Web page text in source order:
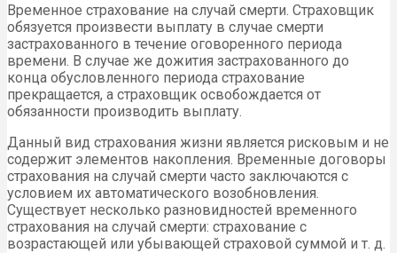
Временное страхование на случай смерти. Страховщик
обязуется произвести выплату в случае смерти
застрахованного в течение оговоренного периода
времени. В случае же дожития застрахованного до
конца обусловленного периода страхование
прекращается, а страховщик освобождается от
обязанности производить выплату.
Данный вид страхования жизни является рисковым и не
содержит элементов накопления. Временные договоры
страхования на случай смерти часто заключаются с
условием их автоматического возобновления.
Существует несколько разновидностей временного
страхования на случай смерти: страхование с
возрастающей или убывающей страховой суммой и т. д.